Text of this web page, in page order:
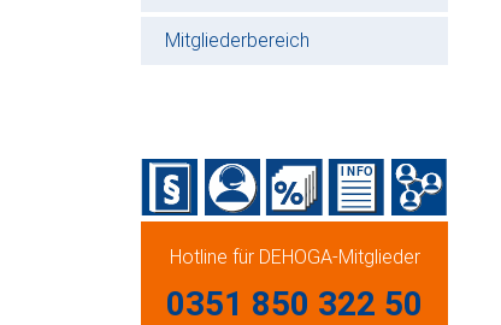
Mitgliederbereich
Hotline für DEHOGA-Mitglieder
0351 850 322 50